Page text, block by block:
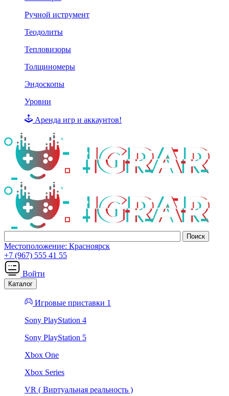
Ручной иструмент
Теодолиты
Тепловизоры
Толщиномеры
Эндоскопы
Уровни
Аренда игр и аккаунтов!
Местоположение: Красноярск
+7 (967) 555 41 55
Войти
Каталог
Игровые приставки 1
Sony PlayStation 4
Sony PlayStation 5
Xbox One
Xbox Series
VR ( Виртуальная реальность )